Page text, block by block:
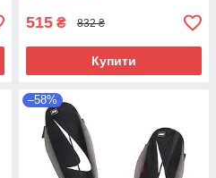
515 ₴ 832 ₴
Купити
–58%